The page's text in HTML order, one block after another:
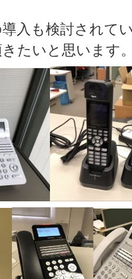
入も検討されて
たいと思います